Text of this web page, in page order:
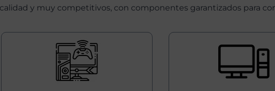
y muy competitivos, con componentes garantizados para